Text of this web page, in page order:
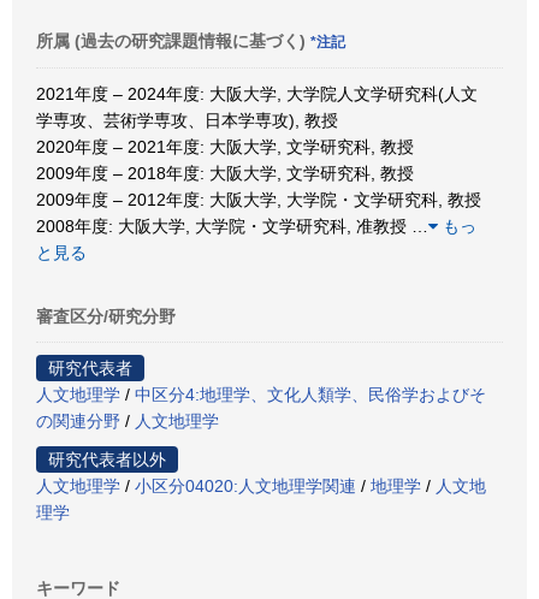
所属 (過去の研究課題情報に基づく) *注記
2021年度 – 2024年度: 大阪大学, 大学院人文学研究科(人文
学専攻、芸術学専攻、日本学専攻), 教授
2020年度 – 2021年度: 大阪大学, 文学研究科, 教授
2009年度 – 2018年度: 大阪大学, 文学研究科, 教授
2009年度 – 2012年度: 大阪大学, 大学院・文学研究科, 教授
2008年度: 大阪大学, 大学院・文学研究科, 准教授
もっ
と見る
審査区分/研究分野
研究代表者
人文地理学 / 中区分4:地理学、文化人類学、民俗学およびそ
の関連分野 / 人文地理学
研究代表者以外
人文地理学 / 小区分04020:人文地理学関連 / 地理学 / 人文地
理学
キーワード